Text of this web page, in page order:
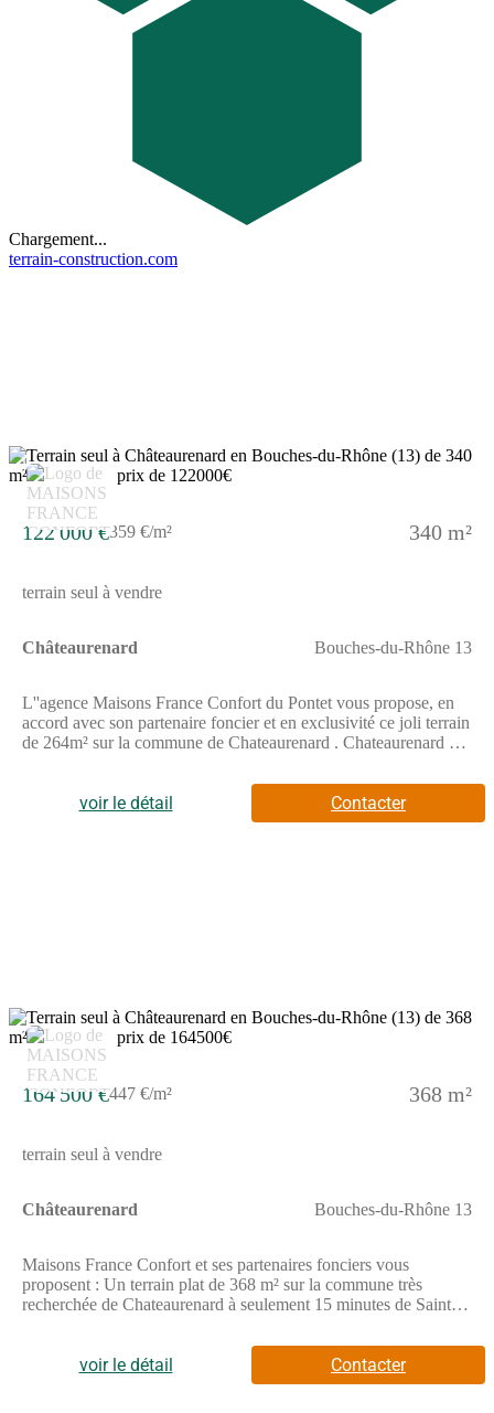
Chargement...
terrain-construction.com
3
122 000 €359 €/m² 340 m²
terrain seul à vendre
Châteaurenard Bouches-du-Rhône 13
L''agence Maisons France Confort du Pontet vous propose, en
accord avec son partenaire foncier et en exclusivité ce joli terrain
de 264m² sur la commune de Chateaurenard . Chateaurenard se
terrain est exposé plein sud, il est non viabilités et se situe dans
une zone très calme tout proche du centre ville. Vous trouverez
dans les alentours un hôpital, un centre commercial, un pôle
voir le détail Contacter
5
164 500 €447 €/m² 368 m²
terrain seul à vendre
Châteaurenard Bouches-du-Rhône 13
Maisons France Confort et ses partenaires fonciers vous
proposent : Un terrain plat de 368 m² sur la commune très
recherchée de Chateaurenard à seulement 15 minutes de Saint
commodités :Hypermarché, commerces, école, crèche,
pharmacie, services médicaux, etc.Exposition
SudEnvironnement calmeCadre naturel agréable Situation idéale
voir le détail Contacter